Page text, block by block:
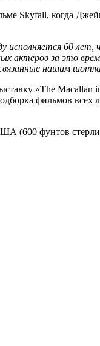
Skyfall, когда
исполняется 60 лет,
актеров за это
нашим
«The Macallan
фильмов всех
(600 фунтов